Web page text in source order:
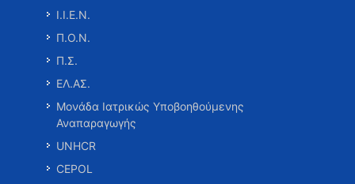
Ι.Ι.Ε.Ν.
Π.Ο.Ν.
Π.Σ.
ΕΛ.ΑΣ.
Μονάδα Ιατρικώς Υποβοηθούμενης
Αναπαραγωγής
UNHCR
CEPOL